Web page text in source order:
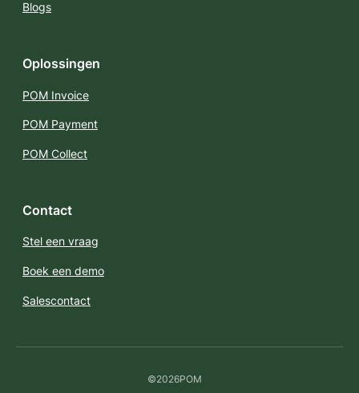
Blogs
Oplossingen
POM Invoice
POM Payment
POM Collect
Contact
Stel een vraag
Boek een demo
Salescontact
©2026POM